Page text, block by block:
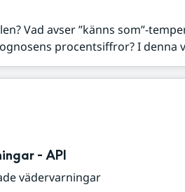
Vad avser ”känns som”-
procentsiffror? I denna
- API
vädervarningar